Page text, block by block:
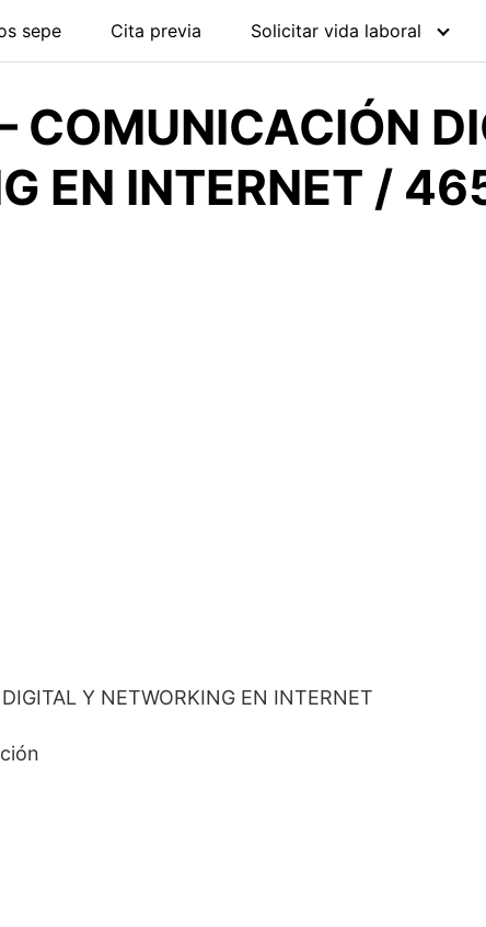
sepe Cita previa Solicitar vida laboral
COMUNICACIÓN
EN INTERNET /
Y NETWORKING EN INTERNET